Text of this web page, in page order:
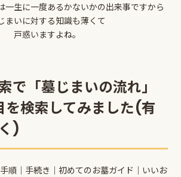
一生に一度あるかないかの出来事ですから
まいに対する知識も薄くて
戸惑いますよね。
で「墓じまいの流れ」
を検索してみました(有
)
順｜手続き｜初めてのお墓ガイド｜いいお